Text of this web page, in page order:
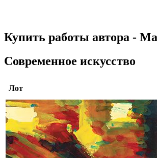
Купить работы автора -
Современное искусство
Лот